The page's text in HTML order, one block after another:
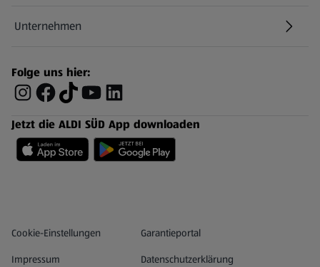
Unternehmen
Folge uns hier:
Jetzt die ALDI SÜD App downloaden
Datenschutz- und Richtlinienmenü
Cookie-Einstellungen Garantieportal
(öffnet in einem neuen Tab)
Impressum
Datenschutzerklärung